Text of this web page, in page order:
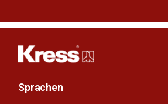
Sprachen